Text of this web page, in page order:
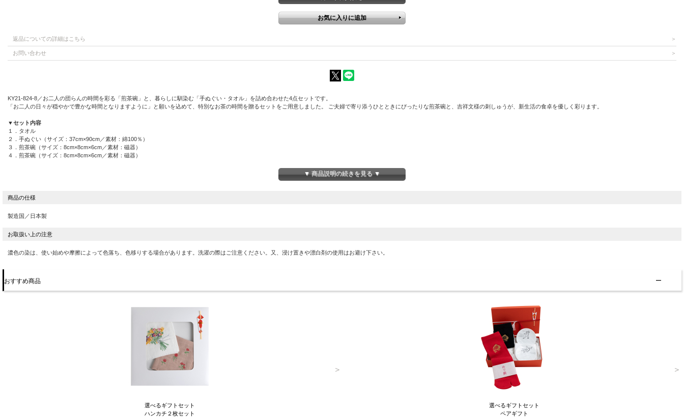
返品についての詳細はこちら
お問い合わせ
KY21-824-8／お二人の団らんの時間を彩る「煎茶碗」と、暮らしに馴染む「手ぬぐい・タオル」を詰め合わせた4点セットです。
「お二人の日々が穏やかで豊かな時間となりますように」と願いを込めて、特別なお茶の時間を贈るセットをご用意しました。 ご夫婦で寄り添うひとときにぴったりな煎茶碗と、吉祥文様の刺しゅうが、新生活の食卓を優しく彩ります。
▼セット内容
１．タオル
２．手ぬぐい（サイズ：37cm×90cm／素材：綿100％）
３．煎茶碗（サイズ：8cm×8cm×6cm／素材：磁器）
４．煎茶碗（サイズ：8cm×8cm×6cm／素材：磁器）
▼ 商品説明の続きを見る ▼
製造国／日本製
濃色の染は、使い始めや摩擦によって色落ち、色移りする場合があります。洗濯の際はご注意ください。又、浸け置きや漂白剤の使用はお避け下さい。
おすすめ商品
選べるギフトセット
ハンカチ２枚セット
選べるギフトセット
ペアギフト